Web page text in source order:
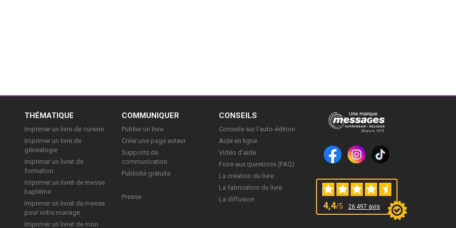
THÉMATIQUE
Imprimer un livre de cuisine
Imprimer un livre de
généalogie
Imprimer un livret de
formation
Imprimer un livret de messe
baptême
Imprimer un livret de messe
pour votre mariage
Imprimer un livret de mon
COMMUNIQUER
Publier un livre
Créer une page auteur
Supports de
communication
Publicité gratuite
Presse
CONSEILS
Conseils sur l’auto-édition
Aide en ligne
Vidéo d’aide
Foire aux questions (FAQ)
La création du livre
La fabrication du livre
La diffusion
4,4/5 26 497 avis